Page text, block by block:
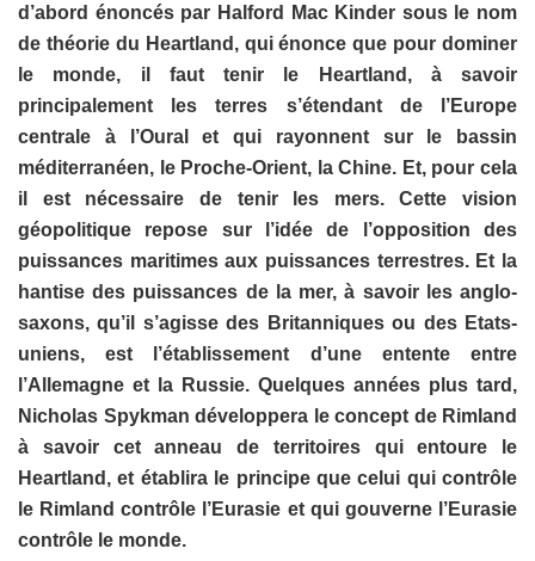
d’abord énoncés par Halford Mac Kinder sous le nom
de théorie du Heartland, qui énonce que pour dominer
le monde, il faut tenir le Heartland, à savoir
principalement les terres s’étendant de l’Europe
centrale à l’Oural et qui rayonnent sur le bassin
méditerranéen, le Proche-Orient, la Chine. Et, pour cela
il est nécessaire de tenir les mers. Cette vision
géopolitique repose sur l’idée de l’opposition des
puissances maritimes aux puissances terrestres. Et la
hantise des puissances de la mer, à savoir les anglo-
saxons, qu’il s’agisse des Britanniques ou des Etats-
uniens, est l’établissement d’une entente entre
l’Allemagne et la Russie. Quelques années plus tard,
Nicholas Spykman développera le concept de Rimland
à savoir cet anneau de territoires qui entoure le
Heartland, et établira le principe que celui qui contrôle
le Rimland contrôle l’Eurasie et qui gouverne l’Eurasie
contrôle le monde.